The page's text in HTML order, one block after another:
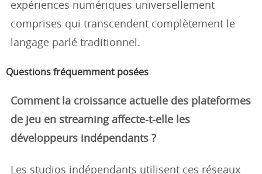
expériences numériques universellement
comprises qui transcendent complètement le
langage parlé traditionnel.
Questions fréquemment posées
Comment la croissance actuelle des plateformes
de jeu en streaming affecte-t-elle les
développeurs indépendants ?
Les studios indépendants utilisent ces réseaux